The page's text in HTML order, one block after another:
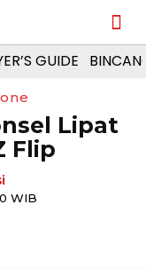
GUIDE
Lipat
Flip
WIB